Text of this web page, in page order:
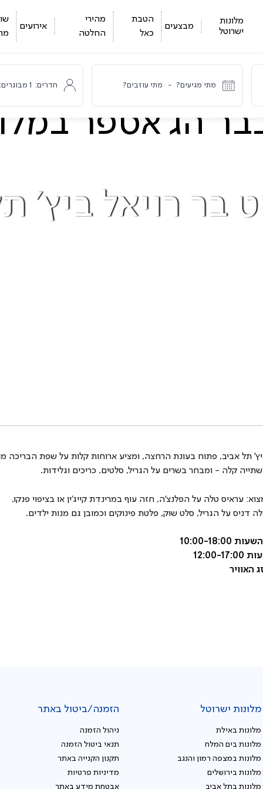
מלונות
ישרוטל
מבצעים
הטבת
כאל
מהירי
החלטה
אירועים
מתי מגיעים? - מתי עוזבים? חדרים: 1 מבוגרים:
בר רויאל ביץ'
תל אביב, פתוח בעונת הרחצה, ומציע ארוחות קלות על שפת הבריכה
קלה - ומבחר בשרים על הגריל, סלטים, כריכים וגלידות.
עראיס טלה על הפלנצ'ה, חזה עוף במרינדת קייג'ין או בציפוי פנקו,
דניס על הגריל, סלט שוק, פלטת פינוקים וכמובן גם מנות ילדים.
18:00
האוויר
מלונות ישרוטל
מלונות באילת
מלונות בים המלח
מלונות במצפה רמון והנגב
מלונות בירושלים
מלונות בתל אביב
הזמנה/ביטול באתר
ניהול הזמנה
תנאי ביטול הזמנה
תקנון הקנייה באתר
מדיניות פרטיות
אבטחת מידע באתר